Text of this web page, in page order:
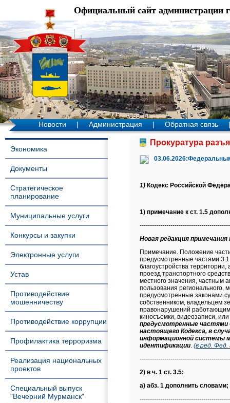
Официальный сайт администрации
Новости | Администрация | Обратная связь |
Экономика
Документы
Стратегическое
планирование
Муниципальные услуги
Конкурсы и закупки
Электронные услуги
Устав
Противодействие
мошенничеству
Противодействие коррупции
Профилактика терроризма
Реализация национальных
проектов
Специальный выпуск
"Вечерний Мурманск"
Прокуратура
1) Кодекс Российской
1) примечание к ст. 1.5
Новая редакция
Примечание. Положение
предусмотренные частями
благоустройства
проезд транспортного
местного значения, частным
пользования регионального,
предусмотренные законами
собственником, владельцем
правонарушений
киносъемки, видеозаписи,
предусмотренные частями
настоящего Кодекса, в
информационной системы
идентификации. (в ред.
2) в ч. 1 ст. 3.5:
а) абз. 1 дополнить словами;